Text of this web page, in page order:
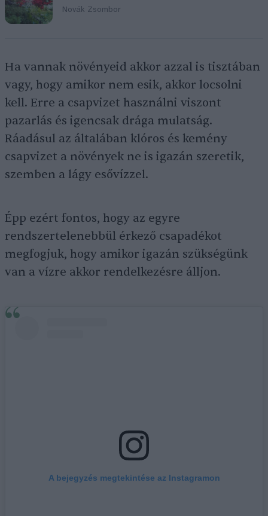
Novák Zsombor
Ha vannak növényeid akkor azzal is tisztában
vagy, hogy amikor nem esik, akkor locsolni
kell. Erre a csapvizet használni viszont
pazarlás és igencsak drága mulatság.
Ráadásul az általában klóros és kemény
csapvizet a növények ne is igazán szeretik,
szemben a lágy esővízzel.
Épp ezért fontos, hogy az egyre
rendszertelenebbül érkező csapadékot
megfogjuk, hogy amikor igazán szükségünk
van a vízre akkor rendelkezésre álljon.
A bejegyzés megtekintése az Instagramon